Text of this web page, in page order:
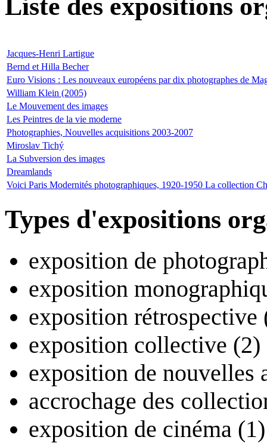
Liste des expositions
Jacques-Henri Lartigue
Bernd et Hilla Becher
Euro Visions : Les nouveaux européens par dix photographes de
William Klein (2005)
Le Mouvement des images
Les Peintres de la vie moderne
Photographies, Nouvelles acquisitions 2003-2007
Miroslav Tichý
La Subversion des images
Dreamlands
Voici Paris Modernités photographiques, 1920-1950 La collection
Types d'expositions
exposition de
exposition
exposition rétrospective
exposition collective (2)
exposition de nouvelles
accrochage des
exposition de cinéma (1)